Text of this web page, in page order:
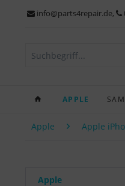
info@parts4repair.de,
APPLE
Apple Apple
Apple